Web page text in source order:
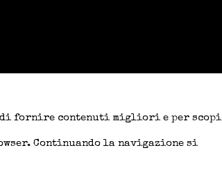
fornire contenuti migliori e per scopi
Continuando la navigazione si